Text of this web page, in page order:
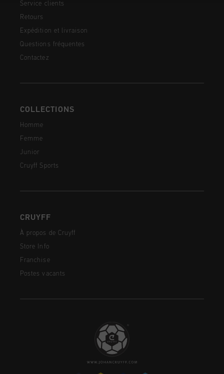
Service clients
Retours
Expédition et livraison
Questions fréquentes
Contactez
COLLECTIONS
Homme
Femme
Junior
Cruyff Sports
CRUYFF
À propos de Cruyff
Store Info
Franchise
Postes vacants